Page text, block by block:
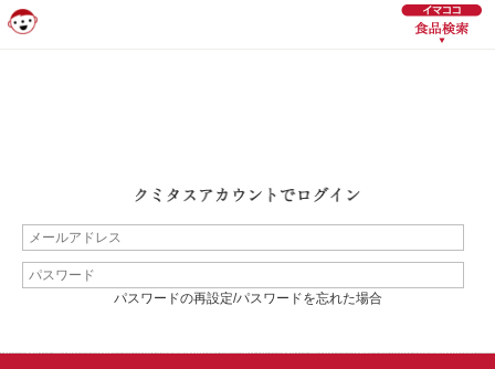
パスワードの再設定/パスワードを忘れた場合